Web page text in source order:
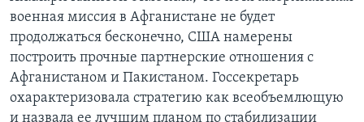
военная миссия в Афганистане не будет
продолжаться бесконечно, США намерены
построить прочные партнерские отношения с
Афганистаном и Пакистаном. Госсекретарь
охарактеризовала стратегию как всеобъемлющую
и назвала ее лучшим планом по стабилизации